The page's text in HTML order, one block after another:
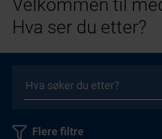
Velkommen til
Hva ser du etter?
Flere filtre